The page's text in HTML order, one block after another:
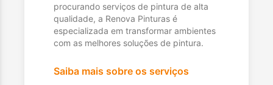
procurando serviços de pintura de alta
qualidade, a Renova Pinturas é
especializada em transformar ambientes
com as melhores soluções de pintura.
Saiba mais sobre os serviços